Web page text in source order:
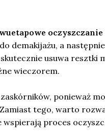
oczyszczanie
demakijażu, a
usuwa resztki
wieczorem.
ponieważ
tego, warto
proces